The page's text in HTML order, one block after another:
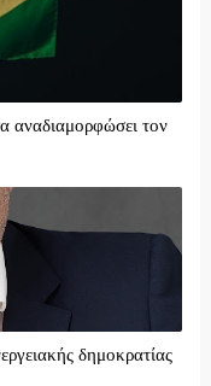
αναδιαμορφώσει τον
δημοκρατίας